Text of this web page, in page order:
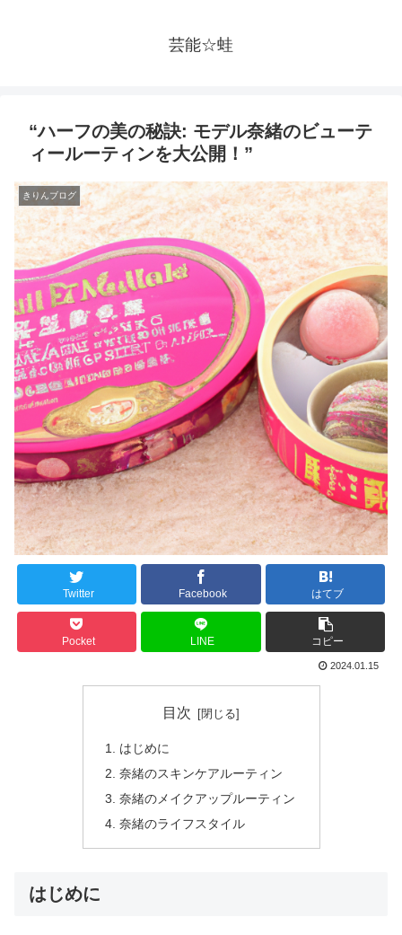
芸能☆蛙
“ハーフの美の秘訣: モデル奈緒のビューテ
ィールーティンを大公開！”
きりんブログ
Twitter Facebook はてブ
Pocket LINE コピー
2024.01.15
目次
はじめに
奈緒のスキンケアルーティン
奈緒のメイクアップルーティン
奈緒のライフスタイル
はじめに